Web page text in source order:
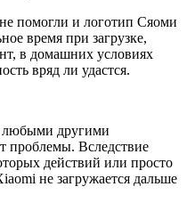
помогли и логотип Сяоми
время при загрузке,
в домашних условиях
вряд ли удастся.
любыми другими
проблемы. Вследствие
действий или просто
не загружается дальше